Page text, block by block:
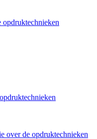
over de opdruktechnieken